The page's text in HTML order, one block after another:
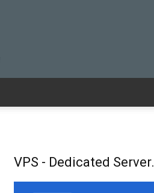
VPS - Dedicated Server.